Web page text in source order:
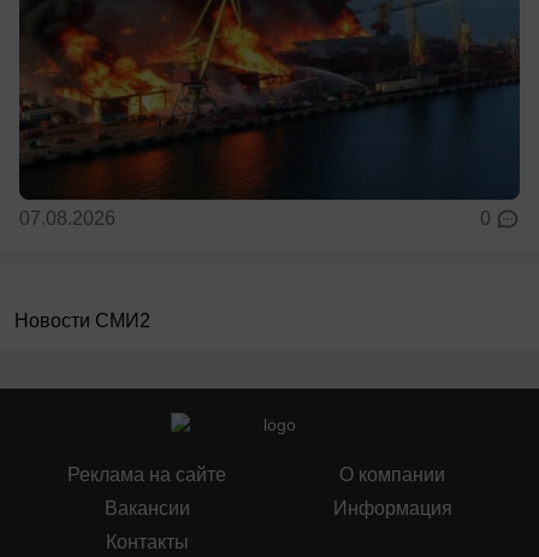
07.08.2026 0
Новости СМИ2
Реклама на сайте
Вакансии
Контакты
О компании
Информация